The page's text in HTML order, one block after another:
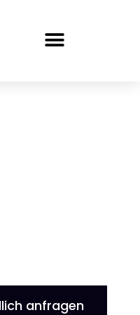
anfragen